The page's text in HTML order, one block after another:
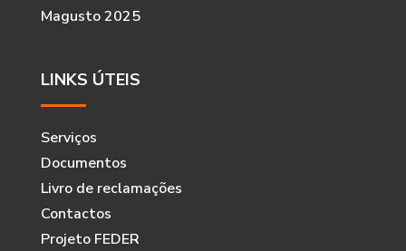
Magusto 2025
LINKS ÚTEIS
Serviços
Documentos
Livro de reclamações
Contactos
Projeto FEDER